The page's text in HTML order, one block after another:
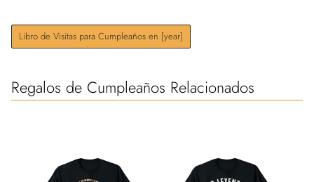
Libro de Visitas para Cumpleaños en [year]
Regalos de Cumpleaños Relacionados